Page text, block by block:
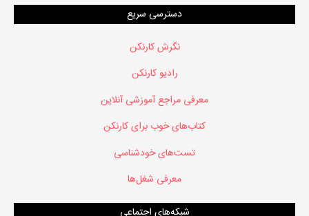
دسترسی سریع
نگرش کارنکن
رادیو کارنکن
معرفی مراجع آموزشی آنلاین
کتاب‌های خوب برای کارنکن
تست‌های خودشناسی
معرفی شغل‌ها